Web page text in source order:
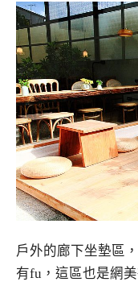
戶外的廊下坐墊區
有fu，這區也是網